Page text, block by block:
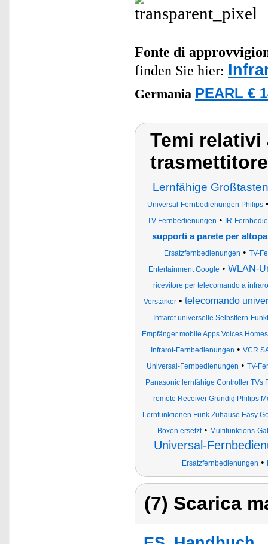
Fonte di
finden Sie hier:
Germania PEARL €
Temi
Lernfähige
Universal-Fernbedienungen Philips
TV-Fernbedienungen • IR-
supporti a parete per
Ersatzfernbedienungen • TV-
Entertainment Google • WLAN-
ricevitore per telecomando a
Verstärker • telecomando
Infrarot universelle Selbstlern-
Empfänger mobile Apps Voices
Infrarot-Fernbedienungen • VCR
Universal-Fernbedienungen • TV-
Panasonic lernfähige Controller TVs
remote Receiver Grundig Philips
Lernfunktionen Funk Zuhause Easy
Boxen ersetzt• Multifunktions-
Universal-
Ersatzfernbedienungen •
(7) Scarica